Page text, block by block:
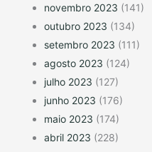
novembro 2023 (141)
outubro 2023 (134)
setembro 2023 (111)
agosto 2023 (124)
julho 2023 (127)
junho 2023 (176)
maio 2023 (174)
abril 2023 (228)